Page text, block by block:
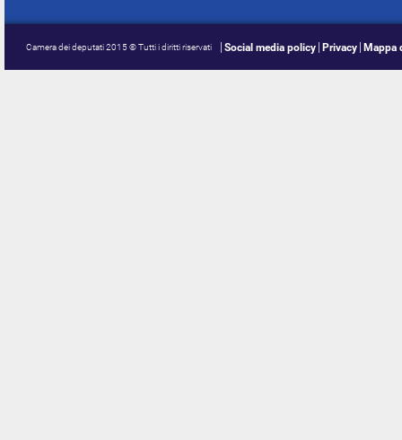
Camera dei deputati 2015 © Tutti i diritti riservati Social media policy Privacy Mappa